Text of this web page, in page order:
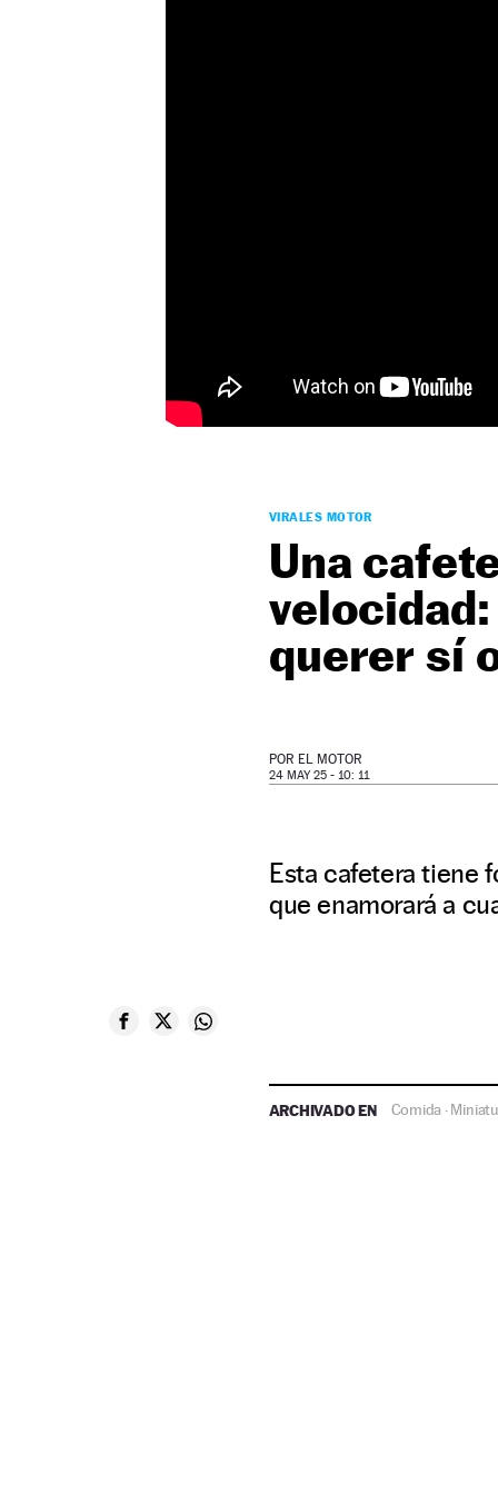
VIRALES MOTOR
Una
querer sí
POR EL MOTOR
24 MAY 25 - 10: 11
Esta cafetera tiene
que enamorará a
ARCHIVADO EN Comida ·